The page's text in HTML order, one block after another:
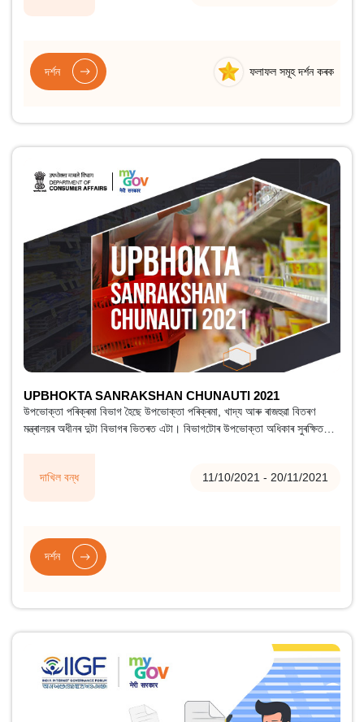
দৰ্শন ফলাফল সমূহ দৰ্শন কৰক
দাখিল বন্ধ 11/10/2021 - 20/11/2021
UPBHOKTA SANRAKSHAN CHUNAUTI 2021
উপভোক্তা পৰিক্ৰমা বিভাগ হৈছে উপভোক্তা পৰিক্ৰমা, খাদ্য আৰু ৰাজহুৱা বিতৰণ
মন্ত্ৰালয়ৰ অধীনৰ দুটা বিভাগৰ ভিতৰত এটা। বিভাগটোৰ উপভোক্তা অধিকাৰ সুৰক্ষিত
দৰ্শন